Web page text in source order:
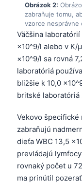
Obrázok 2:
zabraňuje tomu,
vzorce nesprávne
Väčšina
×10^9/l alebo v K/
×10^9/l sa rovná
laboratóriá
bližšie k 10,0
britské laboratóriá
Vekovo špecifické
zabraňujú
dieťa WBC 13,5
prevládajú
rovnaký počet u
ma prinútil